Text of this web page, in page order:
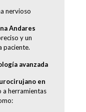
nervioso
Andares
y un
paciente.
avanzada
en
a herramientas